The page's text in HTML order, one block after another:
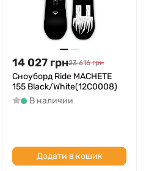
14 027 грн23 616 грн
Сноуборд Ride MACHETE
155 Black/White(12C0008)
В наличии
Додати в кошик